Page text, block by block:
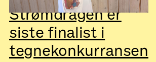
Strømdragen er
siste finalist i
tegnekonkurransen